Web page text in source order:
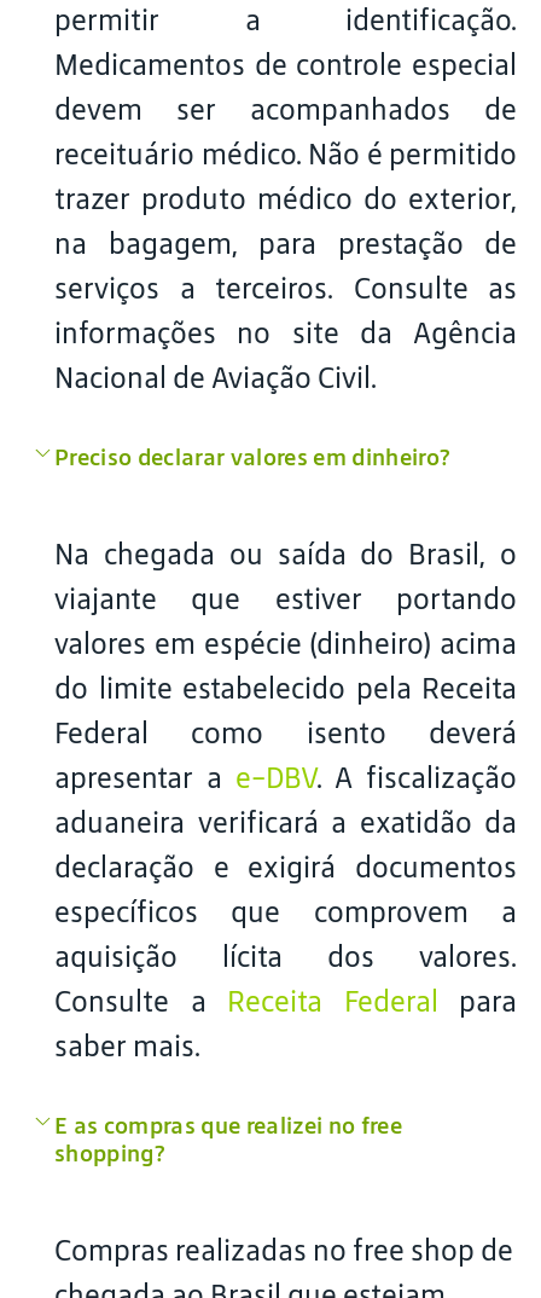
permitir a identificação.
Medicamentos de controle especial
devem ser acompanhados de
receituário médico. Não é permitido
trazer produto médico do exterior,
na bagagem, para prestação de
serviços a terceiros. Consulte as
informações no site da Agência
Nacional de Aviação Civil.
Preciso declarar valores em dinheiro?
Na chegada ou saída do Brasil, o
viajante que estiver portando
valores em espécie (dinheiro) acima
do limite estabelecido pela Receita
Federal como isento deverá
apresentar a e-DBV. A fiscalização
aduaneira verificará a exatidão da
declaração e exigirá documentos
específicos que comprovem a
aquisição lícita dos valores.
Consulte a Receita Federal para
saber mais.
E as compras que realizei no free
shopping?
Compras realizadas no free shop de